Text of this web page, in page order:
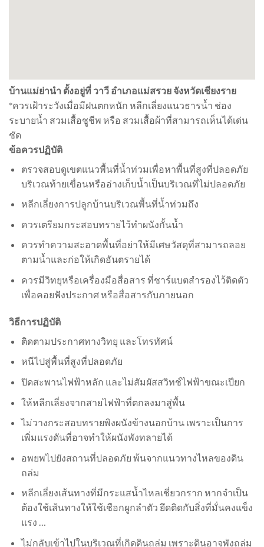
บ้านแม่ย่านำ ตั้งอยู่ที่ วาวี อำเภอแม่สรวย จังหวัดเชียงราย
*ควรเฝ้าระวังเมื่อมีฝนตกหนัก หลีกเลี่ยงแนวธารน้ำ ช่อง
ระบายน้ำ สวมเสื้อชูชีพ หรือ สวมเสื้อผ้าที่สามารถเห็นได้เด่น
ชัด
ข้อควรปฏิบัติ
ตรวจสอบดูเขตแนวพื้นที่น้ำท่วมเพื่อหาพื้นที่สูงที่ปลอดภัย
บริเวณท้ายเขื่อนหรืออ่างเก็บน้ำเป็นบริเวณที่ไม่ปลอดภัย
หลีกเลี่ยงการปลูกบ้านบริเวณพื้นที่น้ำท่วมถึง
ควรเตรียมกระสอบทรายไว้ทำผนังกั้นน้ำ
ควรทำความสะอาดพื้นที่อย่าให้มีเศษวัสดุที่สามารถลอย
ตามน้ำและก่อให้เกิดอันตรายได้
ควรมีวิทยุหรือเครื่องมือสื่อสาร ที่ชาร์แบตสำรองไว้ติดตัว
เพื่อคอยฟังประกาศ หรือสื่อสารกับภายนอก
วิธีการปฏิบัติ
ติดตามประกาศทางวิทยุ และโทรทัศน์
หนีไปสู่พื้นที่สูงที่ปลอดภัย
ปิดสะพานไฟฟ้าหลัก และไม่สัมผัสสวิทช์ไฟฟ้าขณะเปียก
ให้หลีกเลี่ยงจากสายไฟฟ้าที่ตกลงมาสู่พื้น
ไม่วางกระสอบทรายพิงผนังข้างนอกบ้าน เพราะเป็นการ
เพิ่มแรงดันที่อาจทำให้ผนังพังทลายได้
อพยพไปยังสถานที่ปลอดภัย พ้นจากแนวทางไหลของดิน
ถล่ม
หลีกเลี่ยงเส้นทางที่มีกระแสน้ำไหลเชี่ยวกราก หากจำเป็น
ต้องใช้เส้นทางให้ใช้เชือกผูกลำตัว ยึดติดกับสิ่งที่มั่นคงแข็ง
แรง …
ไม่กลับเข้าไปในบริเวณที่เกิดดินถล่ม เพราะดินอาจพังถล่ม